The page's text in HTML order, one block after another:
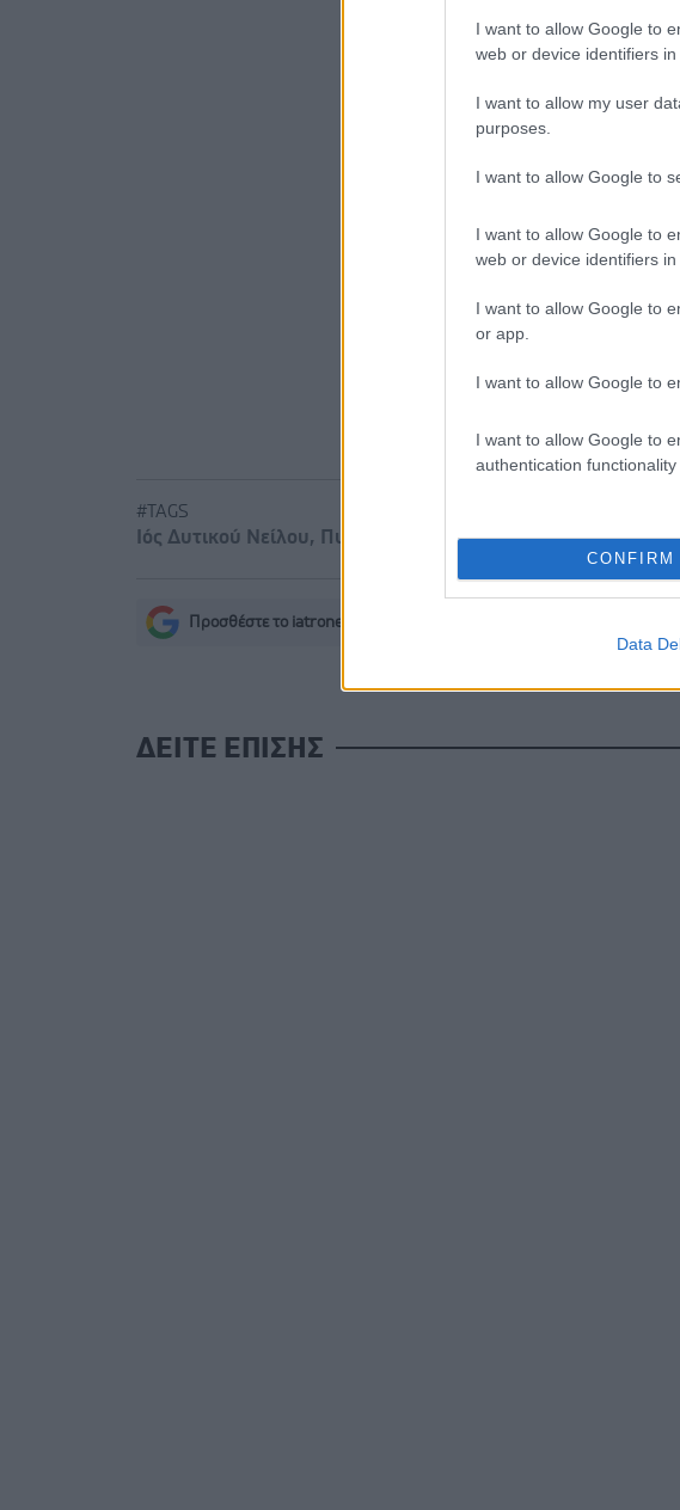
I want to allow Google to
web or device identifiers in
I want to allow my user
purposes.
I want to allow Google to
I want to allow Google to
web or device identifiers in
I want to allow Google to
or app.
I want to allow Google to
I want to allow Google to
authentication
CONFIRM
Data
Προσθέστε το
Ειδήσεις υγείας σήμερα
Αδ. Γεωργιάδης στη Ρόδο:
είναι καινούργιο''- 'Αμεσα
σοβαρών ελλείψεων
Δίαιτα vegan χαμηλών
#TAGS
Ιός Δυτικού Νείλου, Πυρετός Δυτικού Νείλου
Προσθέστε το iatronet.gr στο Discover
ΔΕΙΤΕ ΕΠΙΣΗΣ